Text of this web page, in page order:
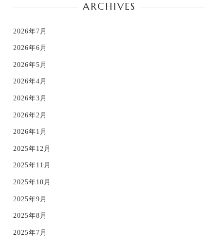
ARCHIVES
2026年7月
2026年6月
2026年5月
2026年4月
2026年3月
2026年2月
2026年1月
2025年12月
2025年11月
2025年10月
2025年9月
2025年8月
2025年7月